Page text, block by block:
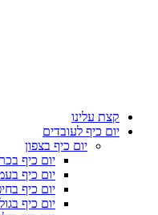
קצת עלינו
יום כיף לעובדים
יום כיף בצפון
יום כיף
יום כיף
יום כיף
יום כיף